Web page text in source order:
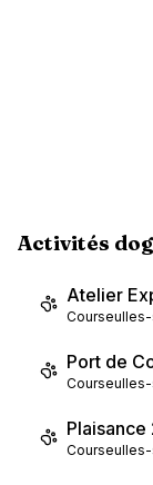
Activités
Atelier